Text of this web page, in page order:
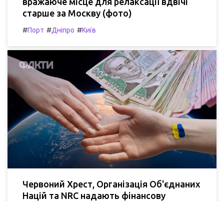
старше за Москву (фото)
#Порт #Дніпро #Київ
Червоний Хрест, Організація Об'єднаних
Націй та NRC надають фінансову